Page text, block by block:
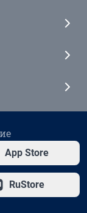
App Store
RuStore